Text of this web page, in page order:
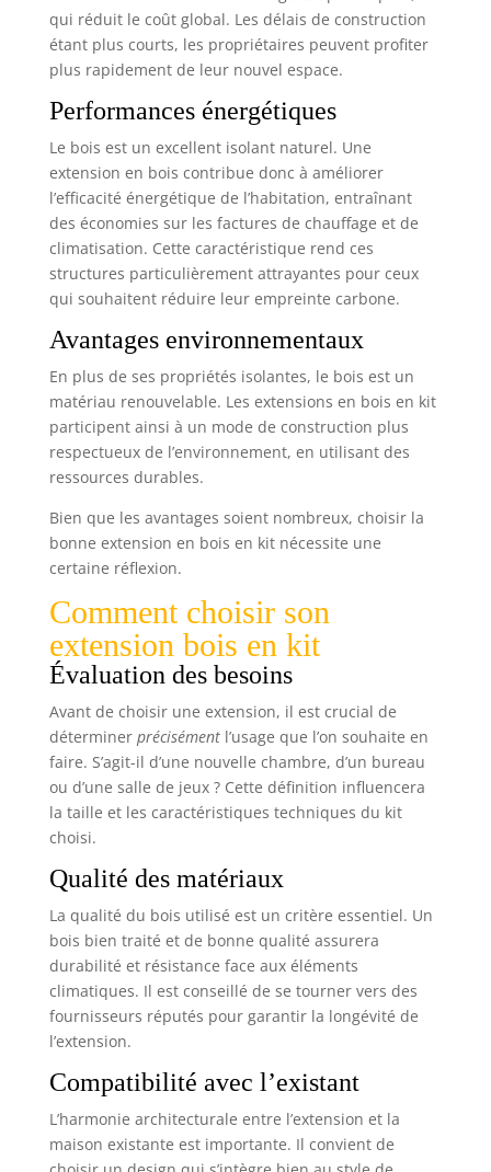
qui réduit le coût global. Les délais de construction
étant plus courts, les propriétaires peuvent profiter
plus rapidement de leur nouvel espace.
Performances énergétiques
Le bois est un excellent isolant naturel. Une
extension en bois contribue donc à améliorer
l’efficacité énergétique de l’habitation, entraînant
des économies sur les factures de chauffage et de
climatisation. Cette caractéristique rend ces
structures particulièrement attrayantes pour ceux
qui souhaitent réduire leur empreinte carbone.
Avantages environnementaux
En plus de ses propriétés isolantes, le bois est un
matériau renouvelable. Les extensions en bois en kit
participent ainsi à un mode de construction plus
respectueux de l’environnement, en utilisant des
ressources durables.
Bien que les avantages soient nombreux, choisir la
bonne extension en bois en kit nécessite une
certaine réflexion.
Comment choisir son
extension bois en kit
Évaluation des besoins
Avant de choisir une extension, il est crucial de
déterminer précisémentl’usage que l’on souhaite en
faire. S’agit-il d’une nouvelle chambre, d’un bureau
ou d’une salle de jeux ? Cette définition influencera
la taille et les caractéristiques techniques du kit
choisi.
Qualité des matériaux
La qualité du bois utilisé est un critère essentiel. Un
bois bien traité et de bonne qualité assurera
durabilité et résistance face aux éléments
climatiques. Il est conseillé de se tourner vers des
fournisseurs réputés pour garantir la longévité de
l’extension.
Compatibilité avec l’existant
L’harmonie architecturale entre l’extension et la
maison existante est importante. Il convient de